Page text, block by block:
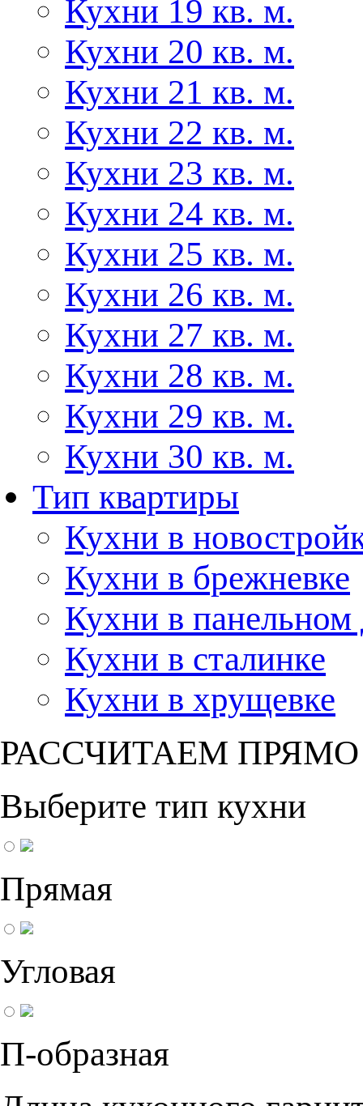
Кухни 19 кв. м.
Кухни 20 кв. м.
Кухни 21 кв. м.
Кухни 22 кв. м.
Кухни 23 кв. м.
Кухни 24 кв. м.
Кухни 25 кв. м.
Кухни 26 кв. м.
Кухни 27 кв. м.
Кухни 28 кв. м.
Кухни 29 кв. м.
Кухни 30 кв. м.
Тип квартиры
Кухни в
Кухни в брежневке
Кухни в панельном
Кухни в сталинке
Кухни в хрущевке
РАССЧИТАЕМ
Выберите тип кухни
Прямая
Угловая
П-образная